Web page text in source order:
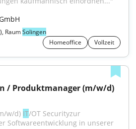
RaumSolingen
Homeoffice
Vollzeit
w/d) IT/OT Securityzur
Softwareentwicklung in unserer